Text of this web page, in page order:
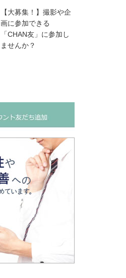
【大募集！】撮影や企
画に参加できる
「CHAN友」に参加し
ませんか？